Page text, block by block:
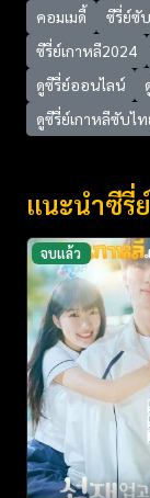
คอมเมดี้ ซีรี่ย์ซั
ซีรี่ย์เกาหลี2024
ดูซีรี่ย์ออนไลน์
ดูซีรี่ย์เกาหลีซับไ
แนะนำซีรี่
จบแล้ว